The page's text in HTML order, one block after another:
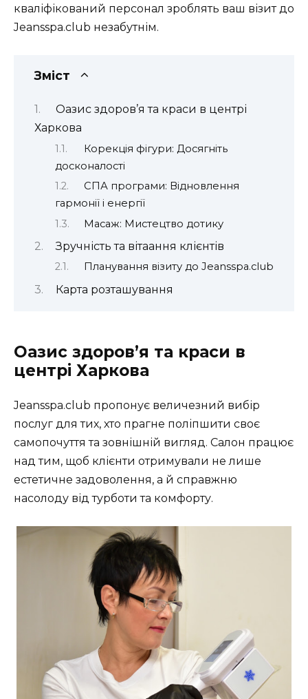
кваліфікований персонал зроблять ваш візит до
Jeansspa.club незабутнім.
Зміст
Оазис здоров’я та краси в центрі
Харкова
Корекція фігури: Досягніть
досконалості
СПА програми: Відновлення
гармонії і енергії
Масаж: Мистецтво дотику
Зручність та вітаання клієнтів
Планування візиту до Jeansspa.club
Карта розташування
Оазис здоров’я та краси в
центрі Харкова
Jeansspa.club пропонує величезний вибір
послуг для тих, хто прагне поліпшити своє
самопочуття та зовнішній вигляд. Салон працює
над тим, щоб клієнти отримували не лише
естетичне задоволення, а й справжню
насолоду від турботи та комфорту.